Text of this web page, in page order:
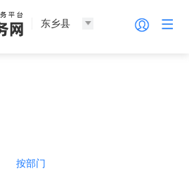
东乡县
按部门